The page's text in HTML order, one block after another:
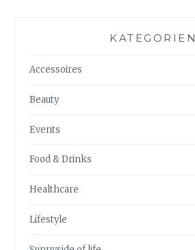
KATEGORIEN
Accessoires
Beauty
Events
Food & Drinks
Healthcare
Lifestyle